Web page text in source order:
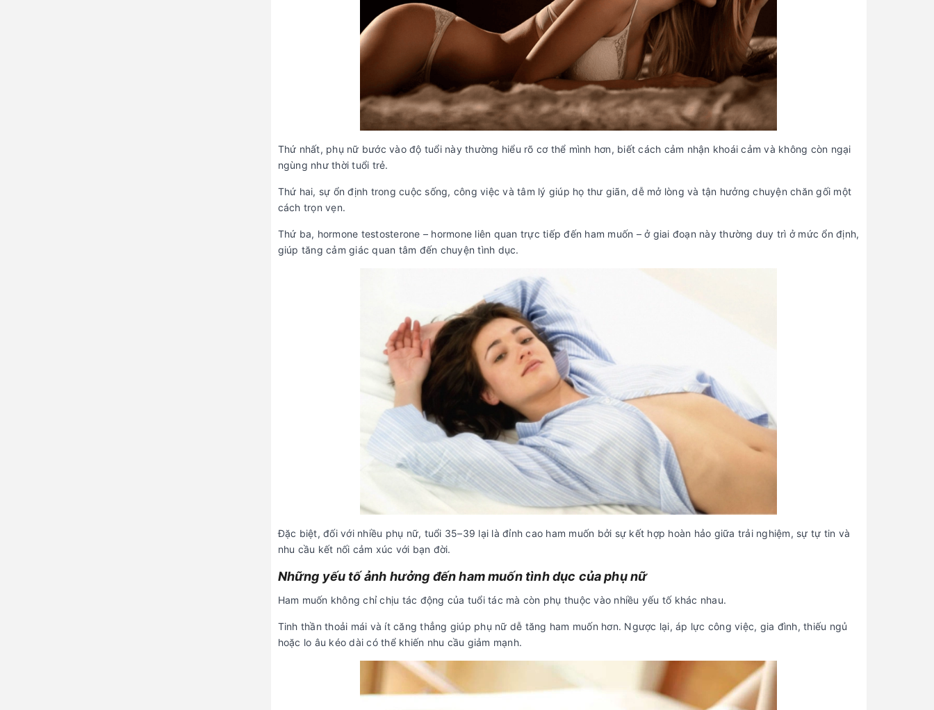
Thứ nhất, phụ nữ bước vào độ tuổi này thường hiểu rõ cơ thể mình hơn, biết cách cảm nhận khoái cảm và không còn ngại
ngùng như thời tuổi trẻ.
Thứ hai, sự ổn định trong cuộc sống, công việc và tâm lý giúp họ thư giãn, dễ mở lòng và tận hưởng chuyện chăn gối một
cách trọn vẹn.
Thứ ba, hormone testosterone – hormone liên quan trực tiếp đến ham muốn – ở giai đoạn này thường duy trì ở mức ổn định,
giúp tăng cảm giác quan tâm đến chuyện tình dục.
Đặc biệt, đối với nhiều phụ nữ, tuổi 35–39 lại là đỉnh cao ham muốn bởi sự kết hợp hoàn hảo giữa trải nghiệm, sự tự tin và
nhu cầu kết nối cảm xúc với bạn đời.
Những yếu tố ảnh hưởng đến ham muốn tình dục của phụ nữ
Ham muốn không chỉ chịu tác động của tuổi tác mà còn phụ thuộc vào nhiều yếu tố khác nhau.
Tinh thần thoải mái và ít căng thẳng giúp phụ nữ dễ tăng ham muốn hơn. Ngược lại, áp lực công việc, gia đình, thiếu ngủ
hoặc lo âu kéo dài có thể khiến nhu cầu giảm mạnh.